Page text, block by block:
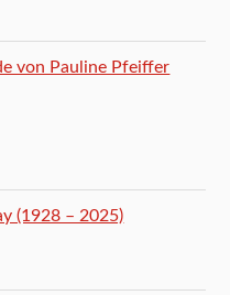
von Pauline Pfeiffer
(1928 – 2025)